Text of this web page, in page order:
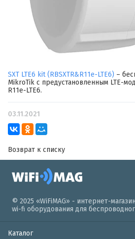
SXT LTE6 kit (RBSXTR&R11e-LTE6) –
MikroTik с предустановленным LTE-
R11e-LTE6.
03.11.2021
Возврат к списку
© 2025 «WiFiMAG» - интернет-магазин
wi-fi оборудования для
Каталог